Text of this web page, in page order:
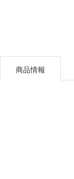
商品情報